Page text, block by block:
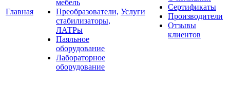
Главная
мебель
Преобразователи,
стабилизаторы,
ЛАТРы
Паяльное
оборудование
Лабораторное
оборудование
Услуги
Сертификаты
Производители
Отзывы
клиентов